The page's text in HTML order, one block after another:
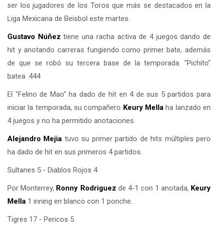
ser los jugadores de los Toros que más se destacados en la
Liga Mexicana de Beisbol este martes.
Gustavo Núñez tiene una racha activa de 4 juegos dando de
hit y anotando carreras fungiendo como primer bate, además
de que se robó su tercera base de la temporada. "Pichito"
batea .444
El "Felino de Mao" ha dado de hit en 4 de sus 5 partidos para
iniciar la temporada, su compañero Keury Mella ha lanzado en
4 juegos y no ha permitido anotaciones.
Alejandro Mejia tuvo su primer partido de hits múltiples pero
ha dado de hit en sus primeros 4 partidos.
Sultanes 5 - Diablos Rojos 4
Por Monterrey, Ronny Rodriguez de 4-1 con 1 anotada, Keury
Mella 1 inning en blanco con 1 ponche.
Tigres 17 - Pericos 5